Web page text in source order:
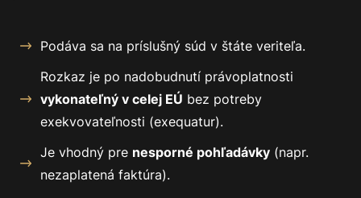
Podáva sa na príslušný súd v štáte veriteľa.
Rozkaz je po nadobudnutí právoplatnosti
vykonateľný v celej EÚ bez potreby
exekvovateľnosti (exequatur).
Je vhodný pre nesporné pohľadávky (napr.
nezaplatená faktúra).